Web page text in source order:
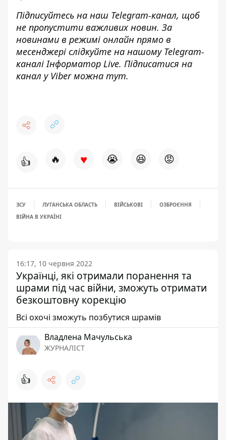
Підписуйтесь на наш Telegram-канал, щоб
не пропустити важливих новин. За
новинами в режимі онлайн прямо в
месенджері слідкуйте на нашому Telegram-
каналі Інформатор Live. Підписатися на
канал у Viber можна тут.
👍 🔥 ♥ 😭 😆 😡
ЗСУ ЛУГАНСЬКА ОБЛАСТЬ ВІЙСЬКОВІ
ОЗБРОЄННЯ
ВІЙНА В УКРАЇНІ
16:17, 10 червня 2022
Українці, які отримали поранення та
шрами під час війни, зможуть отримати
безкоштовну корекцію
Всі охочі зможуть позбутися шрамів
Владлена Мачульська
ЖУРНАЛІСТ
👍